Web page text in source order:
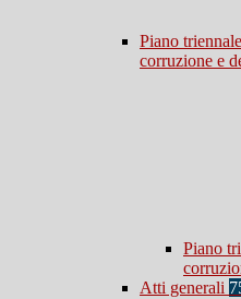
Piano
corruzione e
Piano
Atti generali